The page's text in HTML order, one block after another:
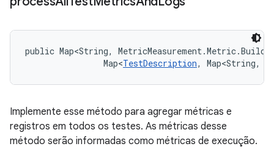
public Map<String,
                Map<
TestDescription, Map<String,
Implemente esse método para agregar métricas e
registros em todos os testes. As métricas desse
método serão informadas como métricas de execução.